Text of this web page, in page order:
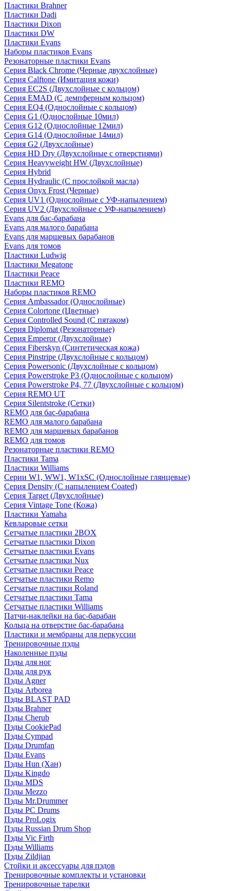
Пластики Brahner
Пластики Dadi
Пластики Dixon
Пластики DW
Пластики Evans
Наборы пластиков Evans
Резонаторные пластики Evans
Серия Black Chrome (Черные двухслойные)
Серия Calftone (Имитация кожи)
Серия EC2S (Двухслойные с кольцом)
Серия EMAD (С демпферным кольцом)
Серия EQ4 (Однослойные с кольцом)
Серия G1 (Однослойные 10мил)
Серия G12 (Однослойные 12мил)
Серия G14 (Однослойные 14мил)
Серия G2 (Двухслойные)
Серия HD Dry (Двухслойные с отверстиями)
Серия Heavyweight HW (Двухслойные)
Серия Hybrid
Серия Hydraulic (С прослойкой масла)
Серия Onyx Frost (Черные)
Серия UV1 (Однослойные с УФ-напылением)
Серия UV2 (Двухслойные с УФ-напылением)
Evans для бас-барабана
Evans для малого барабана
Evans для маршевых барабанов
Evans для томов
Пластики Ludwig
Пластики Megatone
Пластики Peace
Пластики REMO
Наборы пластиков REMO
Серия Ambassador (Однослойные)
Серия Colortone (Цветные)
Серия Controlled Sound (С пятаком)
Серия Diplomat (Резонаторные)
Серия Emperor (Двухслойные)
Серия Fiberskyn (Синтетическая кожа)
Серия Pinstripe (Двухслойные с кольцом)
Серия Powersonic (Двухслойные с кольцом)
Серия Powerstroke P3 (Однослойные с кольцом)
Серия Powerstroke P4, 77 (Двухслойные с кольцом)
Серия REMO UT
Серия Silentstroke (Сетки)
REMO для бас-барабана
REMO для малого барабана
REMO для маршевых барабанов
REMO для томов
Резонаторные пластики REMO
Пластики Tama
Пластики Williams
Серии W1, WW1, W1xSC (Однослойные глянцевые)
Серия Density (C напылением Coated)
Серия Target (Двухслойные)
Серия Vintage Tone (Кожа)
Пластики Yamaha
Кевларовые сетки
Сетчатые пластики 2BOX
Сетчатые пластики Dixon
Сетчатые пластики Evans
Сетчатые пластики Nux
Сетчатые пластики Peace
Сетчатые пластики Remo
Сетчатые пластики Roland
Сетчатые пластики Tama
Сетчатые пластики Williams
Патчи-наклейки на бас-барабан
Кольца на отверстие бас-барабана
Пластики и мембраны для перкуссии
Тренировочные пэды
Наколенные пэды
Пэды для ног
Пэды для рук
Пэды Agner
Пэды Arborea
Пэды BLAST PAD
Пэды Brahner
Пэды Cherub
Пэды CookiePad
Пэды Cympad
Пэды Drumfan
Пэды Evans
Пэды Hun (Хан)
Пэды Kingdo
Пэды MDS
Пэды Mezzo
Пэды Mr.Drummer
Пэды PC Drums
Пэды ProLogix
Пэды Russian Drum Shop
Пэды Vic Firth
Пэды Williams
Пэды Zildjian
Стойки и аксессуары для пэдов
Тренировочные комплекты и установки
Тренировочные тарелки